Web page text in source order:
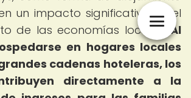
un impacto significativo en el
de las economías locales. Al
en hogares locales
cadenas hoteleras, los
directamente a la